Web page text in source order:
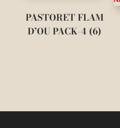
PASTORET FLAM
D’OU PACK-4 (6)